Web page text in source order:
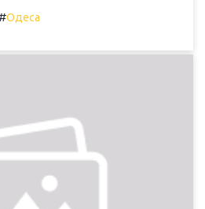
Одеса